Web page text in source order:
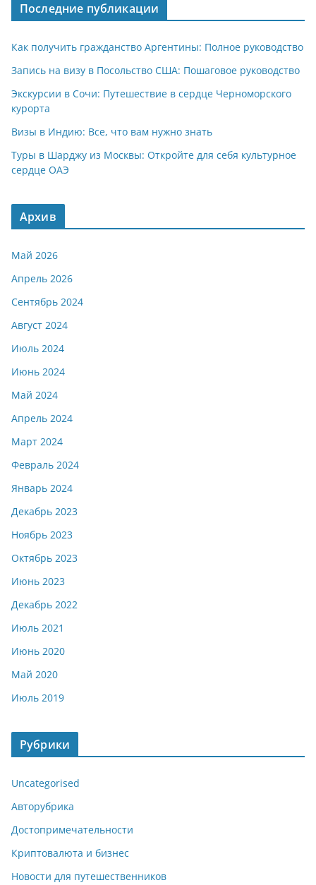
Последние публикации
Как получить гражданство Аргентины: Полное руководство
Запись на визу в Посольство США: Пошаговое руководство
Экскурсии в Сочи: Путешествие в сердце Черноморского
курорта
Визы в Индию: Все, что вам нужно знать
Туры в Шарджу из Москвы: Откройте для себя культурное
сердце ОАЭ
Архив
Май 2026
Апрель 2026
Сентябрь 2024
Август 2024
Июль 2024
Июнь 2024
Май 2024
Апрель 2024
Март 2024
Февраль 2024
Январь 2024
Декабрь 2023
Ноябрь 2023
Октябрь 2023
Июнь 2023
Декабрь 2022
Июль 2021
Июнь 2020
Май 2020
Июль 2019
Рубрики
Uncategorised
Авторубрика
Достопримечательности
Криптовалюта и бизнес
Новости для путешественников